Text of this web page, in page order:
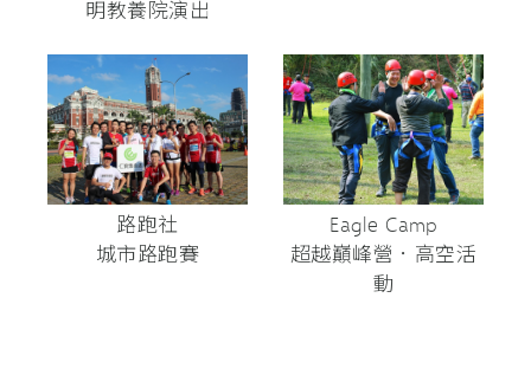
明教養院演出
路跑社
城市路跑賽
Eagle Camp
超越巔峰營．高空活
動